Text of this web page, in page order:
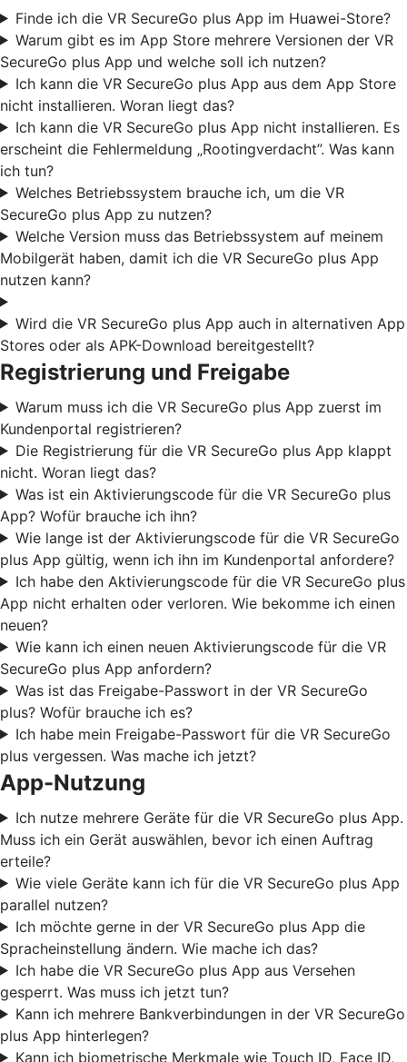
Finde ich die VR SecureGo plus App im Huawei-Store?
Warum gibt es im App Store mehrere Versionen der VR
SecureGo plus App und welche soll ich nutzen?
Ich kann die VR SecureGo plus App aus dem App Store
nicht installieren. Woran liegt das?
Ich kann die VR SecureGo plus App nicht installieren. Es
erscheint die Fehlermeldung „Rootingverdacht”. Was kann
ich tun?
Welches Betriebssystem brauche ich, um die VR
SecureGo plus App zu nutzen?
Welche Version muss das Betriebssystem auf meinem
Mobilgerät haben, damit ich die VR SecureGo plus App
nutzen kann?
Wird die VR SecureGo plus App auch in alternativen App
Stores oder als APK-Download bereitgestellt?
Registrierung und Freigabe
Warum muss ich die VR SecureGo plus App zuerst im
Kundenportal registrieren?
Die Registrierung für die VR SecureGo plus App klappt
nicht. Woran liegt das?
Was ist ein Aktivierungscode für die VR SecureGo plus
App? Wofür brauche ich ihn?
Wie lange ist der Aktivierungscode für die VR SecureGo
plus App gültig, wenn ich ihn im Kundenportal anfordere?
Ich habe den Aktivierungscode für die VR SecureGo plus
App nicht erhalten oder verloren. Wie bekomme ich einen
neuen?
Wie kann ich einen neuen Aktivierungscode für die VR
SecureGo plus App anfordern?
Was ist das Freigabe-Passwort in der VR SecureGo
plus? Wofür brauche ich es?
Ich habe mein Freigabe-Passwort für die VR SecureGo
plus vergessen. Was mache ich jetzt?
App-Nutzung
Ich nutze mehrere Geräte für die VR SecureGo plus App.
Muss ich ein Gerät auswählen, bevor ich einen Auftrag
erteile?
Wie viele Geräte kann ich für die VR SecureGo plus App
parallel nutzen?
Ich möchte gerne in der VR SecureGo plus App die
Spracheinstellung ändern. Wie mache ich das?
Ich habe die VR SecureGo plus App aus Versehen
gesperrt. Was muss ich jetzt tun?
Kann ich mehrere Bankverbindungen in der VR SecureGo
plus App hinterlegen?
Kann ich biometrische Merkmale wie Touch ID, Face ID,